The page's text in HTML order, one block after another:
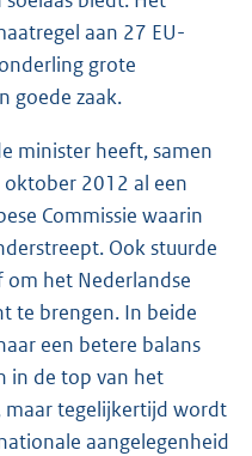
aan 27 EU-
grote
goede zaak.
minister heeft, samen
2012 al een
Commissie waarin
Ook stuurde
het Nederlandse
te brengen. In beide
een betere balans
in de top van het
maar tegelijkertijd wordt
aangelegenheid